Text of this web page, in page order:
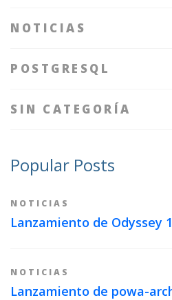
NOTICIAS
POSTGRESQL
SIN CATEGORÍA
Popular Posts
NOTICIAS
Lanzamiento de Odyssey
NOTICIAS
Lanzamiento de powa-